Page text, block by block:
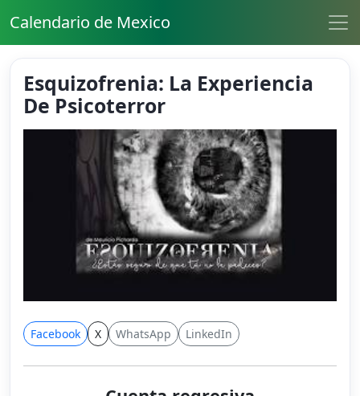
Calendario de Mexico
Esquizofrenia: La Experiencia
De Psicoterror
Facebook X WhatsApp LinkedIn